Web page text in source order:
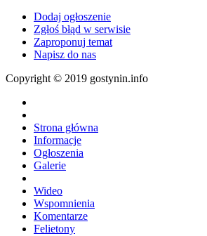
Dodaj ogłoszenie
Zgłoś błąd w serwisie
Zaproponuj temat
Napisz do nas
Copyright © 2019 gostynin.info
Strona główna
Informacje
Ogłoszenia
Galerie
Wideo
Wspomnienia
Komentarze
Felietony